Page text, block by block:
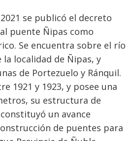
se publicó el decreto
puente Ñipas como
Se encuentra sobre el río
localidad de Ñipas, y
de Portezuelo y Ránquil.
1921 y 1923, y posee una
su estructura de
un avance
de puentes para